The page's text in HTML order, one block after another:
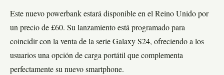
Este nuevo powerbank estará disponible en el Reino Unido por
un precio de £60. Su lanzamiento está programado para
coincidir con la venta de la serie Galaxy S24, ofreciendo a los
usuarios una opción de carga portátil que complementa
perfectamente su nuevo smartphone.